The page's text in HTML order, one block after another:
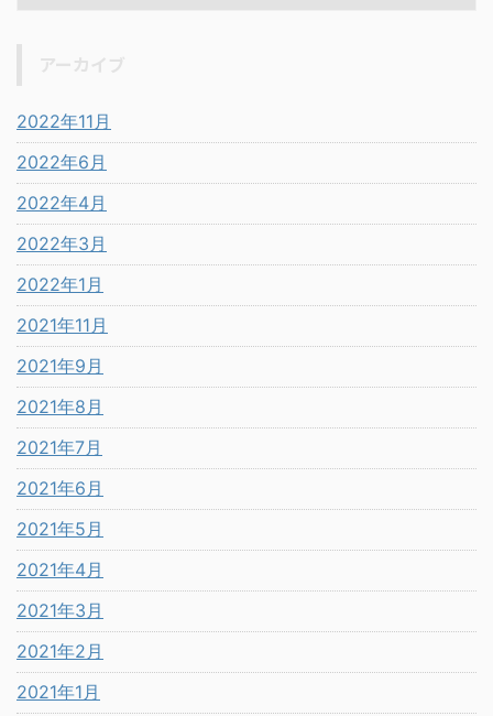
2022年11月
2022年6月
2022年4月
2022年3月
2022年1月
2021年11月
2021年9月
2021年8月
2021年7月
2021年6月
2021年5月
2021年4月
2021年3月
2021年2月
2021年1月